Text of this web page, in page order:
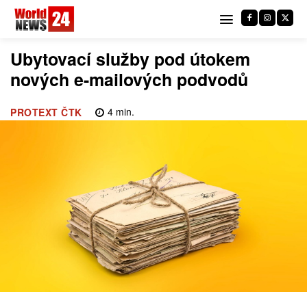
Ubytovací služby pod útokem
nových e-mailových podvodů
PROTEXT ČTK 4min.